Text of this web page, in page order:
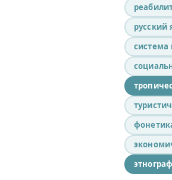
русский
система